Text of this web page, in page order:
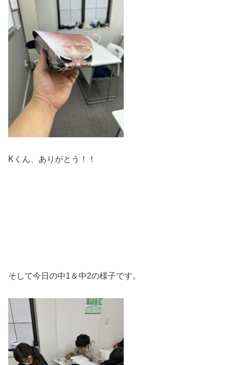
Kくん、ありがとう！！
そして今日の中1＆中2の様子です。